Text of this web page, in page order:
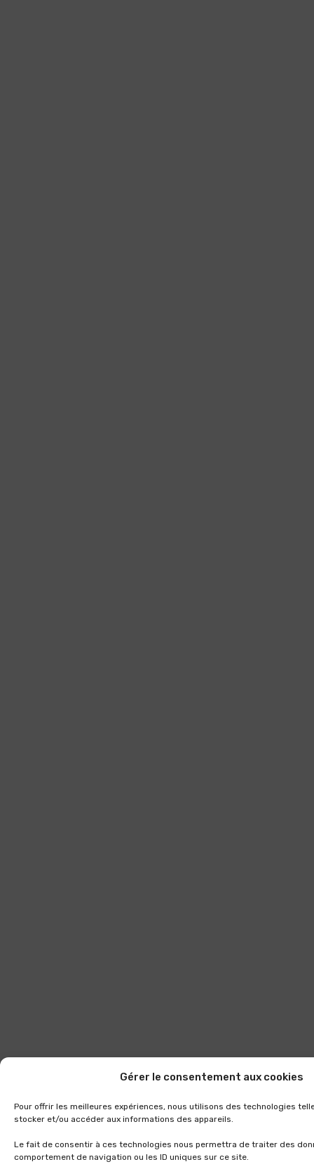
Gérer le consentement aux cookies
Pour offrir les meilleures expériences, nous utilisons des technologies
stocker et/ou accéder aux informations des appareils.
Le fait de consentir à ces technologies nous permettra de traiter des
comportement de navigation ou les ID uniques sur ce site.